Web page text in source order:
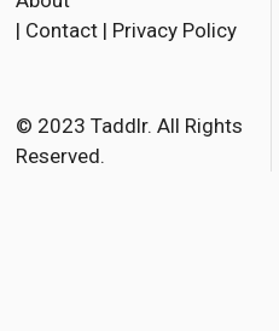
o
k
r
l
| Contact | Privacy Policy
© 2023 Taddlr. All Rights
Reserved.